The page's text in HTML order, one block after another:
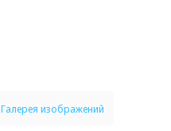
Галерея изображений